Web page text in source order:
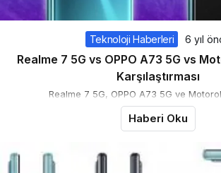
Teknoloji Haberleri 6 yıl
Realme 7 5G vs OPPO A73 5G vs
Karşılaştırması
Realme 7 5G, OPPO A73 5G ve
Haberi Oku